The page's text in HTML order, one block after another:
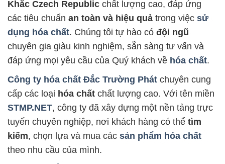
Khắc Czech Republic chất lượng cao, đáp ứng
các tiêu chuẩn an toàn và hiệu quả trong việc sử
dụng hóa chất. Chúng tôi tự hào có đội ngũ
chuyên gia giàu kinh nghiệm, sẵn sàng tư vấn và
đáp ứng mọi yêu cầu của Quý khách về hóa chất.
Công ty hóa chất Đắc Trường Phát chuyên cung
cấp các loại hóa chất chất lượng cao. Với tên miền
STMP.NET, công ty đã xây dựng một nền tảng trực
tuyến chuyên nghiệp, nơi khách hàng có thể tìm
kiếm, chọn lựa và mua các sản phẩm hóa chất
theo nhu cầu của mình.